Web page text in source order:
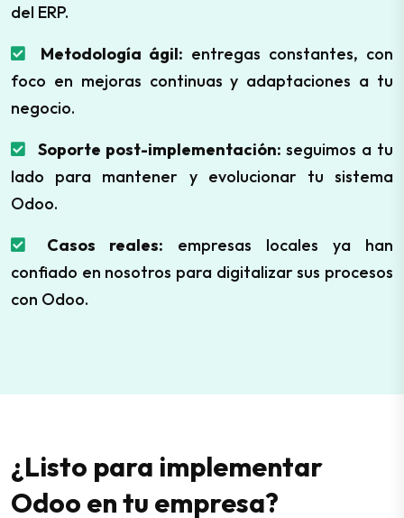
del ERP.
Metodología ágil: entregas constantes, con
foco en mejoras continuas y adaptaciones a tu
negocio.
Soporte post-implementación: seguimos a tu
lado para mantener y evolucionar tu sistema
Odoo.
Casos reales: empresas locales ya han
confiado en nosotros para digitalizar sus procesos
con Odoo.
¿Listo para implementar
Odoo en tu empresa?